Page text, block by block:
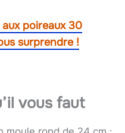
poireaux 30
surprendre !
vous faut